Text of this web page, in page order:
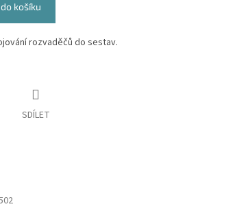
košíku
rozvaděčů do sestav.
SDÍLET